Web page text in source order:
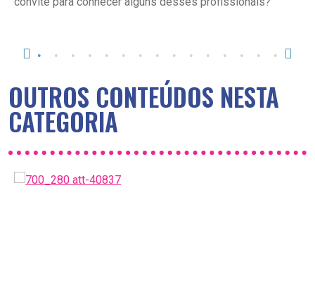
OUTROS CONTEÚDOS NESTA
CATEGORIA